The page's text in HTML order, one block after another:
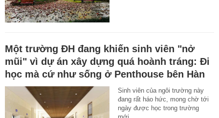
Một trường ĐH đang khiến sinh viên "nở
mũi" vì dự án xây dựng quá hoành tráng: Đi
học mà cứ như sống ở Penthouse bên Hàn
Sinh viên của ngôi trường này
đang rất háo hức, mong chờ tới
ngày được học trong trường